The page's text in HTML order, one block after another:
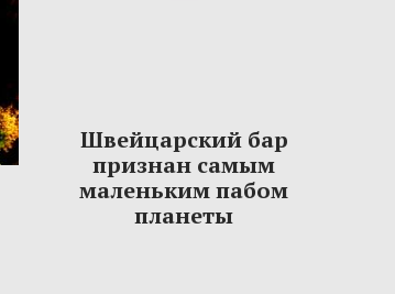
Швейцарский бар
признан самым
маленьким пабом
планеты